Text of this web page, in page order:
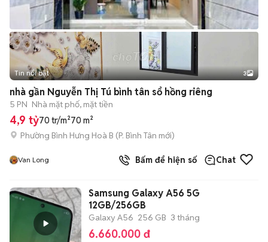
Tin nổi bật 3
nhà gần Nguyễn Thị Tú bình tân sổ hồng riêng
5 PN Nhà mặt phố, mặt tiền
4,9 tỷ70 tr/m²70 m²
Phường Bình Hưng Hoà B (P. Bình Tân mới)
Van Long Bấm để hiện số Chat
Samsung Galaxy A56 5G
12GB/256GB
Galaxy A56 256 GB 3 tháng
6.660.000 đ